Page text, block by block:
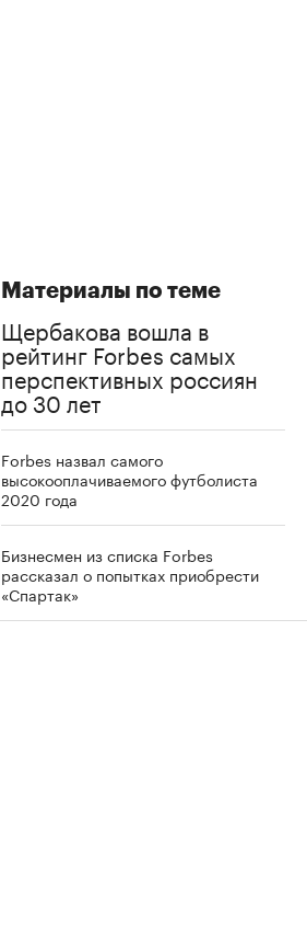
Материалы по теме
Щербакова вошла в
рейтинг Forbes самых
перспективных россиян
до 30 лет
Forbes назвал самого
высокооплачиваемого футболиста
2020 года
Бизнесмен из списка Forbes
рассказал о попытках приобрести
«Спартак»